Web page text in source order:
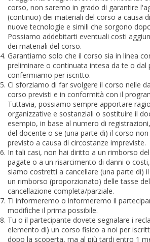
corso, non saremo in grado di garantire
(continuo) dei materiali del corso a causa
nuove tecnologie e simili che sorgono
Possiamo addebitarti eventuali costi
dei materiali del corso.
Garantiamo solo che il corso sia in linea
preliminare o continuata intesa da te o dal
confermiamo per iscritto.
Ci sforziamo di far svolgere il corso nelle
corso previsti e in conformità con il
Tuttavia, possiamo sempre apportare
organizzative e sostanziali o sostituire il
esempio, in base al numero di
del docente o se (una parte di) il corso
previsto a causa di circostanze impreviste.
In tali casi, non hai diritto a un rimborso
pagate o a un risarcimento di danni o
siamo costretti a cancellare (una parte di)
un rimborso (proporzionato) delle tasse
cancellazione completa/parziale.
Ti informeremo o informeremo il
modifiche il prima possibile.
Tu o il partecipante dovete segnalare i
elemento di) un corso fisico a noi per
dopo la scoperta, ma al più tardi entro 1